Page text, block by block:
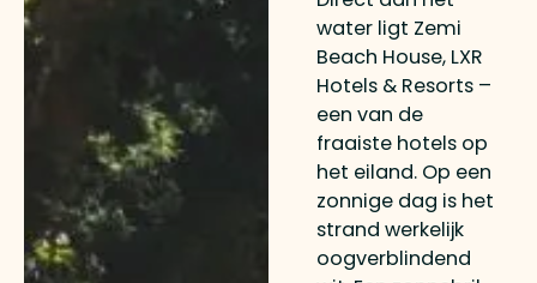
water ligt Zemi
Beach House, LXR
Hotels & Resorts –
een van de
fraaiste hotels op
het eiland. Op een
zonnige dag is het
strand werkelijk
oogverblindend